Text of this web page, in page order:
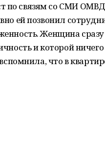
по связям со СМИ ОМВД
ей позвонил
Женщина сразу
и которой ничего
что в